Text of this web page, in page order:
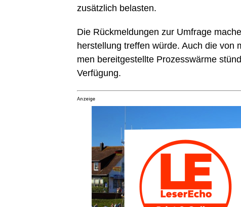
zusätz­lich belasten.
Die Rück­mel­dun­gen zur Umfra­ge
her­stel­lung tref­fen wür­de. Auch die
men bereit­ge­stell­te Pro­zess­wär­me
Verfügung.
Anzeige